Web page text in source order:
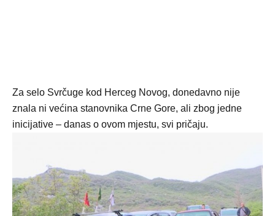
Za selo Svrčuge kod Herceg Novog, donedavno nije
znala ni većina stanovnika Crne Gore, ali zbog jedne
inicijative – danas o ovom mjestu, svi pričaju.